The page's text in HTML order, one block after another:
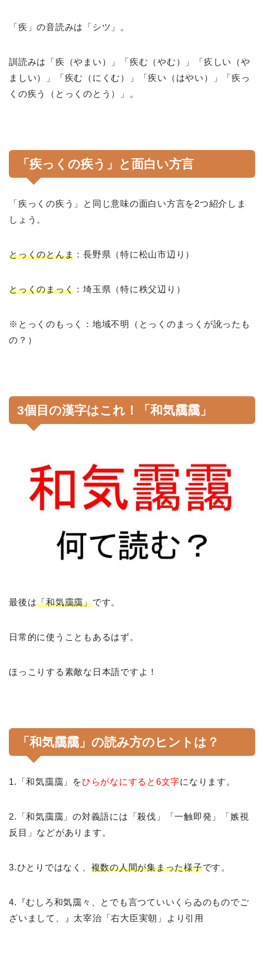
「疾」の音読みは「シツ」。
訓読みは「疾（やまい）」「疾む（やむ）」「疚しい（や
ましい）」「疾む（にくむ）」「疾い（はやい）」「疾っ
くの疾う（とっくのとう）」。
「疾っくの疾う」と面白い方言
「疾っくの疾う」と同じ意味の面白い方言を2つ紹介しま
しょう。
とっくのとんま ：長野県（特に松山市辺り）
とっくのまっく ：埼玉県（特に秩父辺り）
※とっくのもっく：地域不明（とっくのまっくが訛ったも
の？）
3個目の漢字はこれ！「和気靄靄」
最後は「和気靄靄」です。
日常的に使うこともあるはず。
ほっこりする素敵な日本語ですよ！
「和気靄靄」の読み方のヒントは？
1.「和気靄靄」をひらがなにすると6文字になります。
2.「和気靄靄」の対義語には「殺伐」「一触即発」「嫉視
反目」などがあります。
3.ひとりではなく、 複数の人間が集まった様子です。
4.『むしろ和気靄々、とでも言つていいくらゐのものでご
ざいまして、』太宰治「右大臣実朝」より引用